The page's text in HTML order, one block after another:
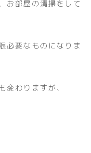
お部屋の清掃をして
必要なものになりま
変わりますが、